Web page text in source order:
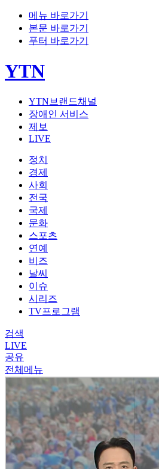
메뉴 바로가기
본문 바로가기
푸터 바로가기
YTN
YTN브랜드채널
장애인 서비스
제보
LIVE
정치
경제
사회
전국
국제
문화
스포츠
연예
비즈
날씨
이슈
시리즈
TV프로그램
검색
LIVE
공유
전체메뉴